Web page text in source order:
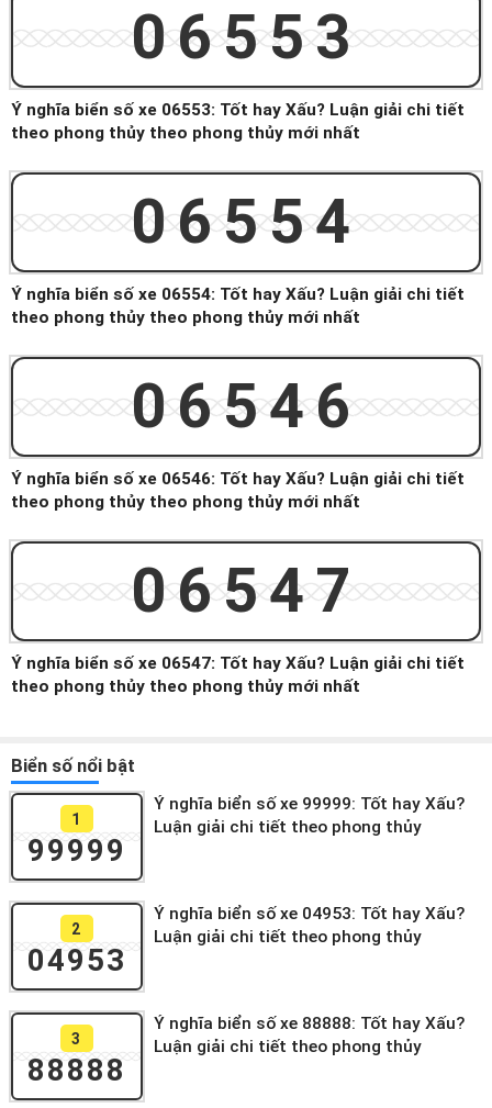
06553
Ý nghĩa biển số xe 06553: Tốt hay Xấu? Luận giải chi tiết
theo phong thủy theo phong thủy mới nhất
06554
Ý nghĩa biển số xe 06554: Tốt hay Xấu? Luận giải chi tiết
theo phong thủy theo phong thủy mới nhất
06546
Ý nghĩa biển số xe 06546: Tốt hay Xấu? Luận giải chi tiết
theo phong thủy theo phong thủy mới nhất
06547
Ý nghĩa biển số xe 06547: Tốt hay Xấu? Luận giải chi tiết
theo phong thủy theo phong thủy mới nhất
Biển số nổi bật
1
99999
Ý nghĩa biển số xe 99999: Tốt hay Xấu?
Luận giải chi tiết theo phong thủy
2
04953
Ý nghĩa biển số xe 04953: Tốt hay Xấu?
Luận giải chi tiết theo phong thủy
3
88888
Ý nghĩa biển số xe 88888: Tốt hay Xấu?
Luận giải chi tiết theo phong thủy